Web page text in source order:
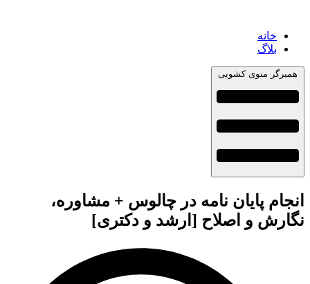
خانه
بلاگ
همبرگر منوی کشویی
انجام پایان نامه در چالوس + مشاوره،
نگارش و اصلاح [ارشد و دکتری]